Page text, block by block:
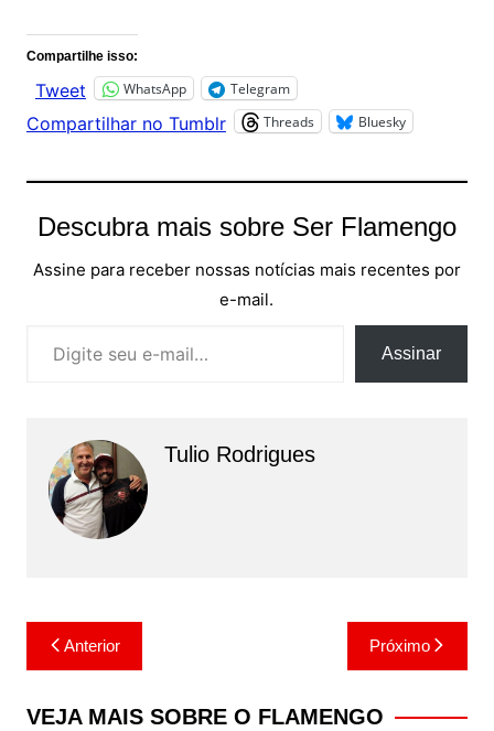
Compartilhe isso:
Tweet WhatsApp Telegram
Compartilhar no Tumblr Threads Bluesky
Descubra mais sobre Ser Flamengo
Assine para receber nossas notícias mais recentes por
e-mail.
Assinar
Tulio Rodrigues
Navegação
de
Post
Anterior Próximo
VEJA MAIS SOBRE O FLAMENGO